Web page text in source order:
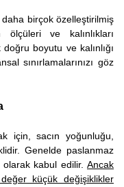
birçok özelleştirilmiş
ve kalınlıkları
boyutu ve kalınlığı
sınırlamalarınızı göz
için, sacın yoğunluğu,
Genelde paslanmaz
kabul edilir.Ancak
küçük değişiklikler